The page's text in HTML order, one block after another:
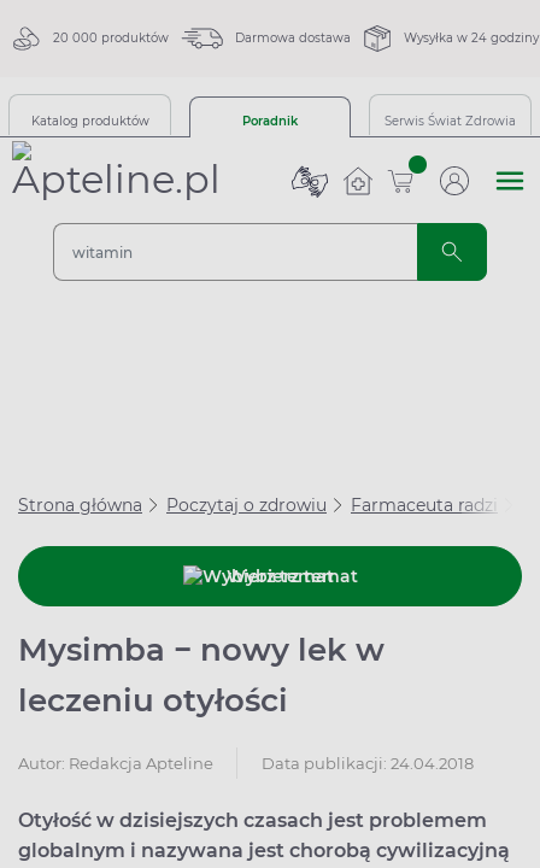
20 000 produktów Darmowa dostawa Wysyłka w 24 godziny
Katalog produktów Poradnik Serwis Świat Zdrowia
sztuk
Strona główna Poczytaj o zdrowiu Farmaceuta radzi
Wybierz temat
Mysimba − nowy lek w
leczeniu otyłości
Autor: Redakcja Apteline Data publikacji: 24.04.2018
Otyłość w dzisiejszych czasach jest problemem
globalnym i nazywana jest chorobą cywilizacyjną